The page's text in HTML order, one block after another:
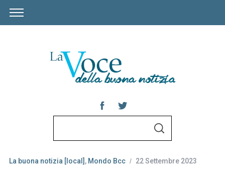
r
S
C
H
La buona notizia [local] , Mondo Bcc 22 Settembre 2023